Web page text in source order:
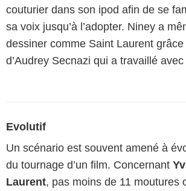
couturier dans son ipod afin de se
sa voix jusqu’à l’adopter. Niney a
dessiner comme Saint Laurent
d’Audrey Secnazi qui a travaillé
Evolutif
Un scénario est souvent amené à
du tournage d’un film. Concernant
Laurent, pas moins de 11 moutures